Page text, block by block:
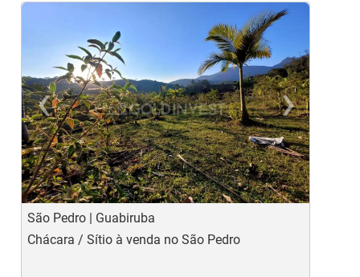
‹
Previous
›
São Pedro | Guabiruba
Chácara / Sítio à venda no São Pedro